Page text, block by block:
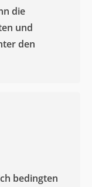
die
und
den
bedingten